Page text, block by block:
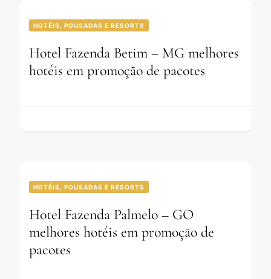
HOTÉIS, POUSADAS E RESORTS
Hotel Fazenda Betim – MG melhores
hotéis em promoção de pacotes
HOTÉIS, POUSADAS E RESORTS
Hotel Fazenda Palmelo – GO
melhores hotéis em promoção de
pacotes